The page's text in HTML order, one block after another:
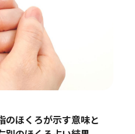
のほくろが示す意味と